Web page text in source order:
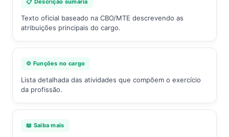
📋 Descrição sumária
Texto oficial baseado na CBO/MTE descrevendo as
atribuições principais do cargo.
⚙️ Funções no cargo
Lista detalhada das atividades que compõem o exercício
da profissão.
📖 Saiba mais